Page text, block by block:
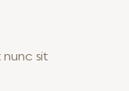
sit